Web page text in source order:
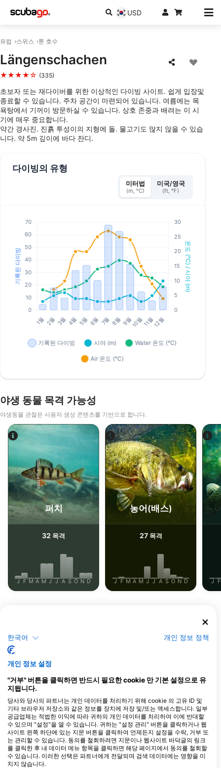
USD
유럽 스위스 툰 호수
Längenschachen
★★★★☆ (335)
초보자 또는 재다이버를 위한 이상적인 다이빙 사이트. 쉽게 입장및
종료할 수 있습니다. 주차 공간이 마련되어 있습니다. 여름에는 목
욕탕에서 기꺼이 방문하실 수 있습니다. 상호 존중과 배려는 이 시
기에 매우 중요합니다.
약간 경사진. 진흙 투성이의 지형에 돌. 물고기도 많지 않을 수 있습
니다. 약 5m 깊이에 바다 잔디.
다이빙의 유형
미터법
(m, °C)
미국/영국
(ft, °F)
야생 동물 목격 가능성
야생동물 관찰은 사용자 생성 콘텐츠를 기반으로 합니다.
iStock-jpa1999
퍼치
32 목격
J F M A M J J A S O N D
iStock-ANDY_BOWLIN
농어(배스)
27목격
J F M A M J J A S O N D J F
Funny Diving GmbH,
Tauchcontainer.ch
Muenchenstein, 스위스
DC-Deepwater, Ralph Thomann / Richard Studer
Mühlemattstr. 29, 3178
Bösingen, 스위스
Nemo Tauchsport KLG
Stationsweg 7, 3627
Heimberg, 스위스
한국어 개인 정보 정책
개인 정보 설정
"거부" 버튼을 클릭하면 반드시 필요한 cookie 만 기본 설정으로 유
지됩니다.
당사와 당사의 파트너는 개인 데이터를 처리하기 위해 cookie 의 고유 ID 및
기타 브라우저 저장소와 같은 정보를 장치에 저장 및/또는 액세스합니다. 일부
공급업체는 적법한 이익에 따라 귀하의 개인 데이터를 처리하여 이에 반대할
수 있으며 "설정"을 열 수 있습니다. 귀하는 "설정 관리" 버튼을 클릭하거나 웹
사이트 왼쪽 하단에 있는 지문 버튼을 클릭하여 언제든지 설정을 수락, 거부 또
는 관리할 수 있습니다. 동의를 철회하려면 지문이나 웹사이트 바닥글의 링크
를 클릭한 후 내 데이터 메뉴 항목을 클릭하면 해당 페이지에서 동의를 철회할
수 있습니다. 이러한 선택은 파트너에게 전달되며 검색 데이터에는 영향을 미
치지 않습니다.